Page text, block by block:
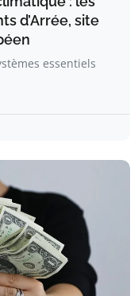
d’Arrée, site
essentiels